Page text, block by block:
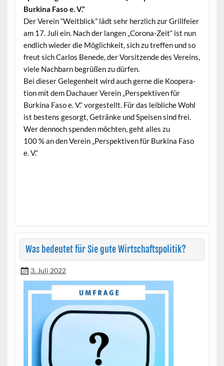
Burk­i­na Faso e. V.“
Der Vere­in “Weit­blick” lädt sehr her­zlich zur Grillfeier
am 17. Juli ein. Nach der lan­gen „Coro­na-Zeit“ ist nun
endlich wieder die Möglichkeit, sich zu tre­f­fen und so
freut sich Car­los Benede, der Vor­sitzende des Vere­ins,
viele Nach­barn begrüßen zu dürfen.
Bei dieser Gele­gen­heit wird auch gerne die Koop­er­a­
tion mit dem Dachauer Vere­in „Per­spek­tiv­en für
Burk­i­na Faso e. V.“ vorgestellt. Für das leib­liche Wohl
ist bestens gesorgt, Getränke und Speisen sind frei.
Wer den­noch spenden möcht­en, geht alles zu
100 % an den Vere­in „Per­spek­tiv­en für Burk­i­na Faso
e. V.“
Was bedeutet für Sie gute Wirtschaftspolitik?
3. Juli 2022